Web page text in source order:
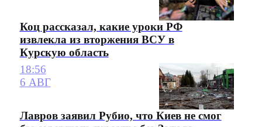
Коц рассказал, какие уроки РФ
извлекла из вторжения ВСУ в
Курскую область
18:56
6 АВГ
Лавров заявил Рубио, что Киев не смог